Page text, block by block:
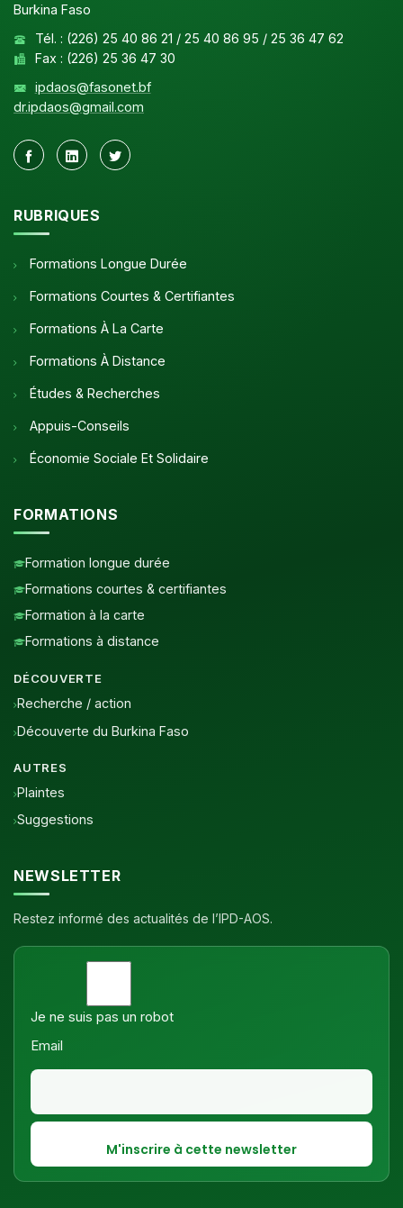
Burkina Faso
Tél. : (226) 25 40 86 21 / 25 40 86 95 / 25 36 47 62
Fax : (226) 25 36 47 30
ipdaos@fasonet.bf
dr.ipdaos@gmail.com
RUBRIQUES
Formations Longue Durée
Formations Courtes & Certifiantes
Formations À La Carte
Formations À Distance
Études & Recherches
Appuis-Conseils
Économie Sociale Et Solidaire
FORMATIONS
Formation longue durée
Formations courtes & certifiantes
Formation à la carte
Formations à distance
DÉCOUVERTE
Recherche / action
Découverte du Burkina Faso
AUTRES
Plaintes
Suggestions
NEWSLETTER
Restez informé des actualités de l’IPD-AOS.
Je ne suis pas un robot
Email